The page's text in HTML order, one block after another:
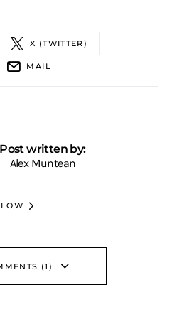
X (TWITTER)
MAIL
Post written by:
Alex Muntean
(1)